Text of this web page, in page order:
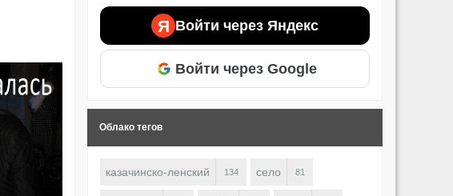
Я Войти через Яндекс
Войти через Google
Облако тегов
казачинско-ленский 134 село 81